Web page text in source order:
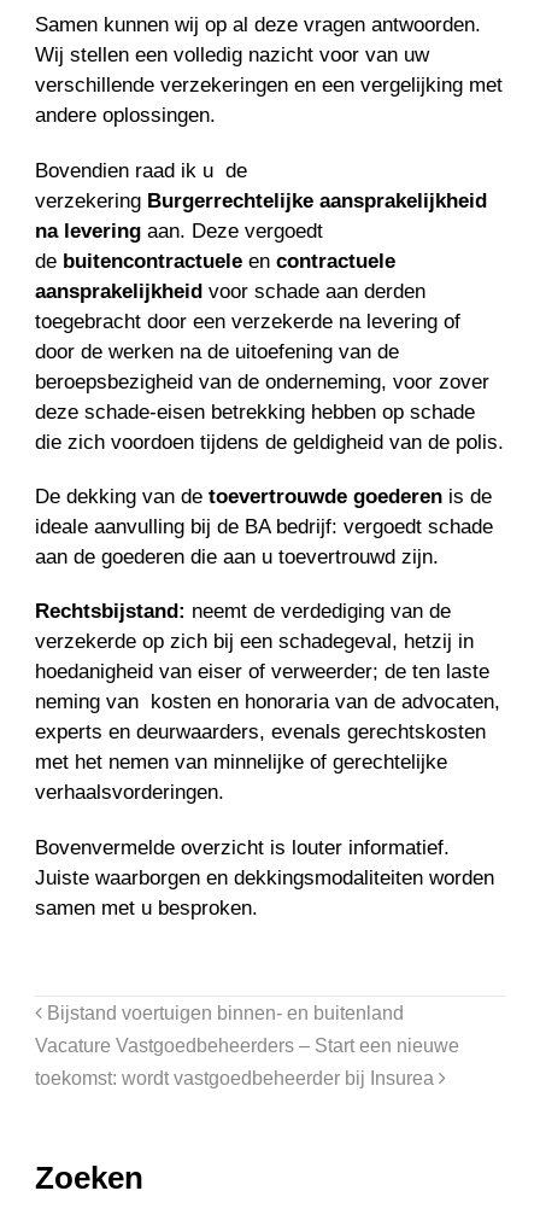
Samen kunnen wij op al deze vragen antwoorden.
Wij stellen een volledig nazicht voor van uw
verschillende verzekeringen en een vergelijking met
andere oplossingen.
Bovendien raad ik u de
verzekering Burgerrechtelijke aansprakelijkheid
na levering aan. Deze vergoedt
de buitencontractuele encontractuele
aansprakelijkheid voor schade aan derden
toegebracht door een verzekerde na levering of
door de werken na de uitoefening van de
beroepsbezigheid van de onderneming, voor zover
deze schade-eisen betrekking hebben op schade
die zich voordoen tijdens de geldigheid van de polis.
De dekking van detoevertrouwde goederen is de
ideale aanvulling bij de BA bedrijf: vergoedt schade
aan de goederen die aan u toevertrouwd zijn.
Rechtsbijstand: neemt de verdediging van de
verzekerde op zich bij een schadegeval, hetzij in
hoedanigheid van eiser of verweerder; de ten laste
neming van kosten en honoraria van de advocaten,
experts en deurwaarders, evenals gerechtskosten
met het nemen van minnelijke of gerechtelijke
verhaalsvorderingen.
Bovenvermelde overzicht is louter informatief.
Juiste waarborgen en dekkingsmodaliteiten worden
samen met u besproken.
Bijstand voertuigen binnen- en buitenland
Vacature Vastgoedbeheerders – Start een nieuwe
toekomst: wordt vastgoedbeheerder bij Insurea
Zoeken